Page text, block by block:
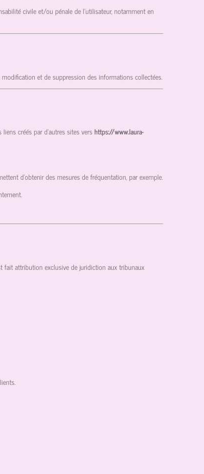
civile et/ou pénale de l’utilisateur, notamment en
modification et de suppression des informations collectées.
créés par d’autres sites vershttps://www.laura-
d'obtenir des mesures de fréquentation, par exemple.
fait attribution exclusive de juridiction aux tribunaux